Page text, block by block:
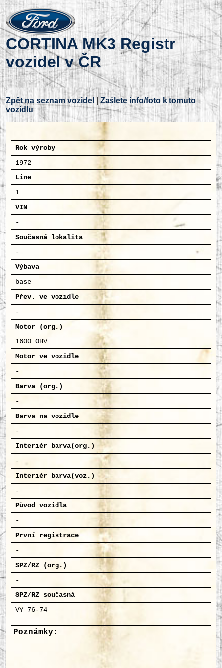
CORTINA MK3 Registr
vozidel v ČR
Zpět na seznam vozidel
Zašlete info/foto k tomuto
vozidlu
Rok výroby
1972
Line
1
VIN
-
Současná lokalita
-
Výbava
base
Přev. ve vozidle
-
Motor (org.)
1600 OHV
Motor ve vozidle
-
Barva (org.)
-
Barva na vozidle
-
Interiér barva(org.)
-
Interiér barva(voz.)
-
Původ vozidla
-
První registrace
-
SPZ/RZ (org.)
-
SPZ/RZ současná
VY 76-74
Poznámky: